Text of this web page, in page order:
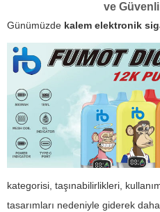
ve
Günümüzde kalem elektronik
kategorisi, taşınabilirlikleri,
tasarımları nedeniyle giderek